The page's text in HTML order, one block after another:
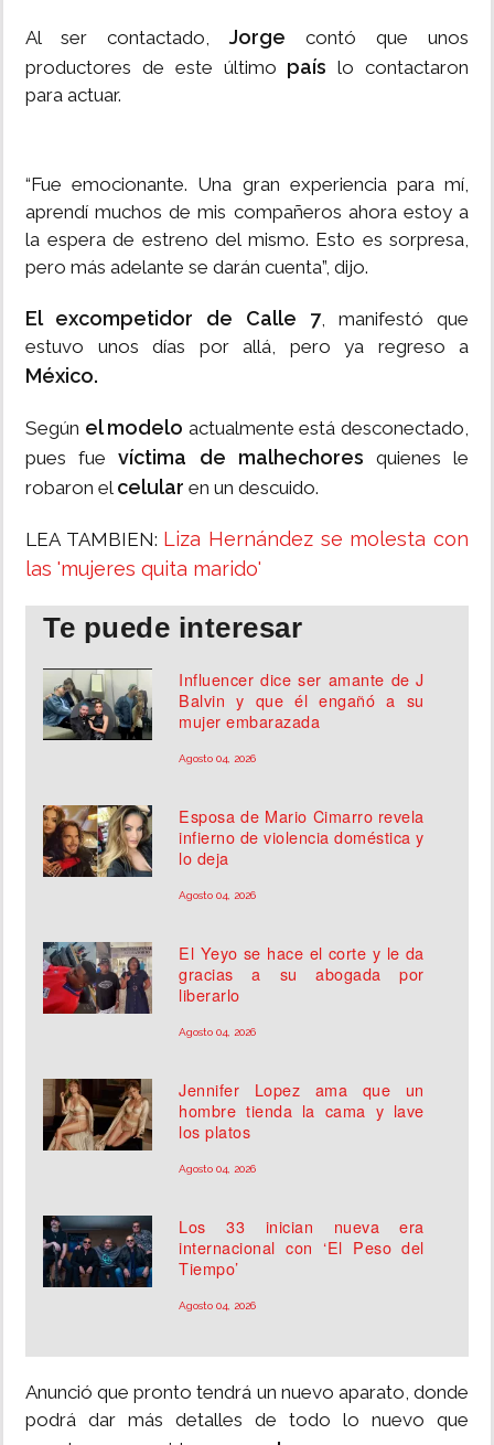
Al ser contactado, Jorge contó que unos
productores de este último país lo contactaron
para actuar.
“Fue emocionante. Una gran experiencia para mí,
aprendí muchos de mis compañeros ahora estoy a
la espera de estreno del mismo. Esto es sorpresa,
pero más adelante se darán cuenta”, dijo.
El excompetidor de Calle 7, manifestó que
estuvo unos días por allá, pero ya regreso a
México.
Según el modelo actualmente está desconectado,
pues fuevíctima de malhechores quienes le
robaron el celular en un descuido.
LEA TAMBIEN: Liza Hernández se molesta con
las 'mujeres quita marido'
Te puede interesar
Influencer dice ser amante de J
Balvin y que él engañó a su
mujer embarazada
Agosto 04, 2026
Esposa de Mario Cimarro revela
infierno de violencia doméstica y
lo deja
Agosto 04, 2026
El Yeyo se hace el corte y le da
gracias a su abogada por
liberarlo
Agosto 04, 2026
Jennifer Lopez ama que un
hombre tienda la cama y lave
los platos
Agosto 04, 2026
Los 33 inician nueva era
internacional con ‘El Peso del
Tiempo’
Agosto 04, 2026
Anunció que pronto tendrá un nuevo aparato, donde
podrá dar más detalles de todo lo nuevo que